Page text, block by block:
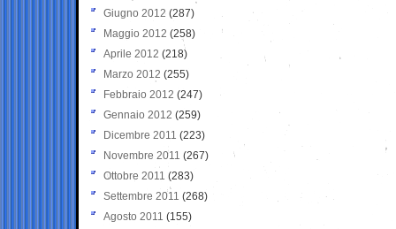
Giugno 2012 (287)
Maggio 2012 (258)
Aprile 2012 (218)
Marzo 2012 (255)
Febbraio 2012 (247)
Gennaio 2012 (259)
Dicembre 2011 (223)
Novembre 2011 (267)
Ottobre 2011 (283)
Settembre 2011 (268)
Agosto 2011 (155)